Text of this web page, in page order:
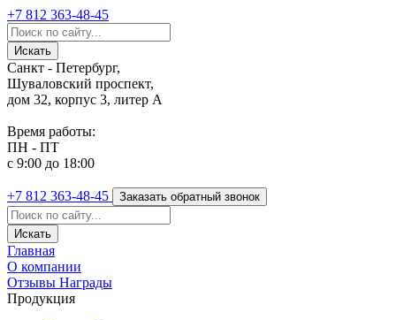
+7 812 363-48-45
Санкт - Петербург,
Шуваловский проспект,
дом 32, корпус 3, литер А
Время работы:
ПН - ПТ
с 9:00 до 18:00
+7 812 363-48-45 Заказать обратный звонок
Главная
О компании
Отзывы Награды
Продукция